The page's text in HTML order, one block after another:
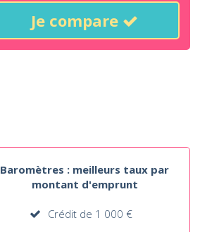
Je compare
Baromètres : meilleurs taux par
montant d'emprunt
Crédit de 1 000 €